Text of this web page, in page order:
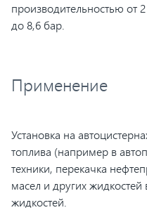
производительностью от
до 8,6 бар.
Применение
Установка на
топлива (например в
техники, перекачка
масел и других
жидкостей.